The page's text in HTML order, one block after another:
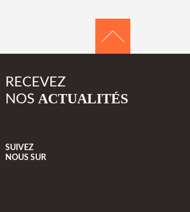
RECEVEZ
NOS ACTUALITÉS
SUIVEZ
NOUS SUR